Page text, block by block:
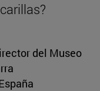
del Museo